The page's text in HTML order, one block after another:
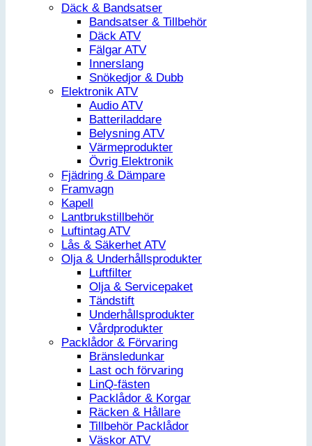
Däck & Bandsatser
Bandsatser & Tillbehör
Däck ATV
Fälgar ATV
Innerslang
Snökedjor & Dubb
Elektronik ATV
Audio ATV
Batteriladdare
Belysning ATV
Värmeprodukter
Övrig Elektronik
Fjädring & Dämpare
Framvagn
Kapell
Lantbrukstillbehör
Luftintag ATV
Lås & Säkerhet ATV
Olja & Underhållsprodukter
Luftfilter
Olja & Servicepaket
Tändstift
Underhållsprodukter
Vårdprodukter
Packlådor & Förvaring
Bränsledunkar
Last och förvaring
LinQ-fästen
Packlådor & Korgar
Räcken & Hållare
Tillbehör Packlådor
Väskor ATV